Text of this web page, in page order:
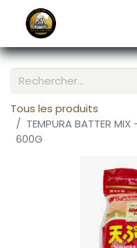
Tous les produits
TEMPURA BATTER
600G